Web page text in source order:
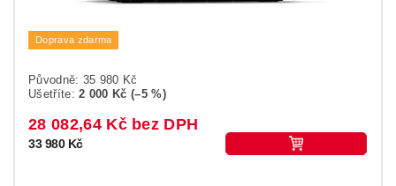
Doprava zdarma
Původně: 35 980 Kč
Ušetříte:2 000 Kč (–5 %)
28 082,64 Kč bez DPH
33 980 Kč